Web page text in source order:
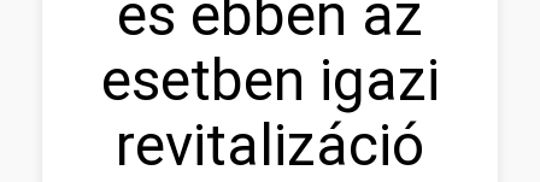
és ebben az
esetben igazi
revitalizáció